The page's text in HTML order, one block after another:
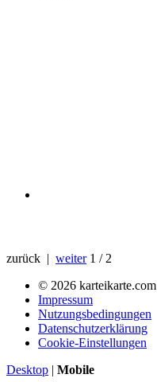
zurück | weiter 1 / 2
© 2026 karteikarte.com
Impressum
Nutzungsbedingungen
Datenschutzerklärung
Cookie-Einstellungen
Desktop | Mobile